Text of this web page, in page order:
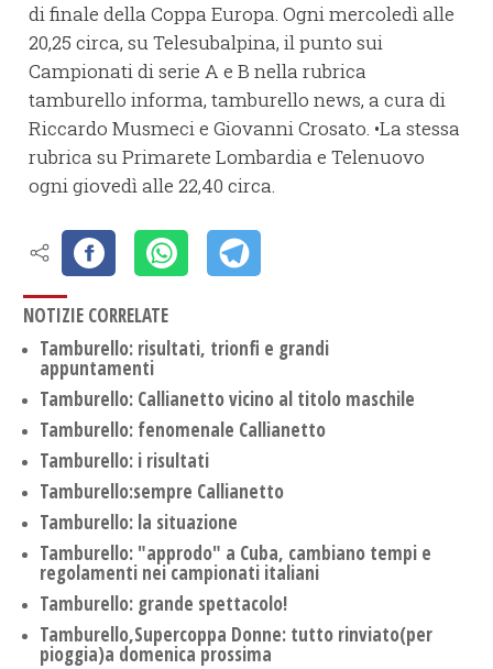
di finale della Coppa Europa. Ogni mercoledì alle
20,25 circa, su Telesubalpina, il punto sui
Campionati di serie A e B nella rubrica
tamburello informa, tamburello news, a cura di
Riccardo Musmeci e Giovanni Crosato. •La stessa
rubrica su Primarete Lombardia e Telenuovo
ogni giovedì alle 22,40 circa.
NOTIZIE CORRELATE
Tamburello: risultati, trionfi e grandi
appuntamenti
Tamburello: Callianetto vicino al titolo maschile
Tamburello: fenomenale Callianetto
Tamburello: i risultati
Tamburello:sempre Callianetto
Tamburello: la situazione
Tamburello: "approdo" a Cuba, cambiano tempi e
regolamenti nei campionati italiani
Tamburello: grande spettacolo!
Tamburello,Supercoppa Donne: tutto rinviato(per
pioggia)a domenica prossima